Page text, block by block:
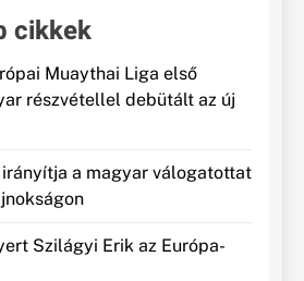
cikkek
Muaythai Liga első
részvétellel debütált az új
a magyar válogatottat
Szilágyi Erik az Európa-